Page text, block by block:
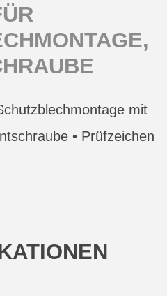
mit
• Prüfzeichen